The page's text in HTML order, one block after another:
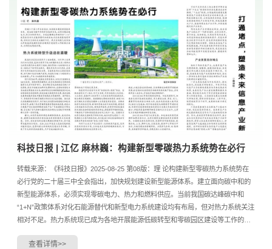
科技日报 | 江亿 麻林巍：构建新型零碳热力系统势在必行
转载来源：《科技日报》2025-08-25 第08版：理 论构建新型零碳热力系统势在
必行党的二十届三中全会指出，加快规划建设新型能源体系。建立面向碳中和的
新型能源体系，必须实现零碳电力、热力和燃料供应。当前我国碳达峰碳中和
“1+N”政策体系对化石能源替代和新型电力系统建设均有布局，但对热力系统关注
相对不足。热力系统现已成为各地开展能源低碳转型和零碳园区建设等工作的难
查看详情>>